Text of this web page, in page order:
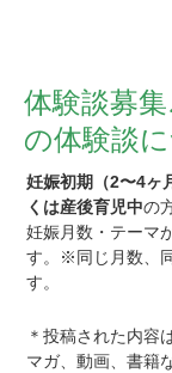
体験談募
の体験談
妊娠初期（2〜4ヶ
くは産後育児中の
妊娠月数・テーマ
す。※同じ月数、
す。
＊投稿された内容
マガ、動画、書籍